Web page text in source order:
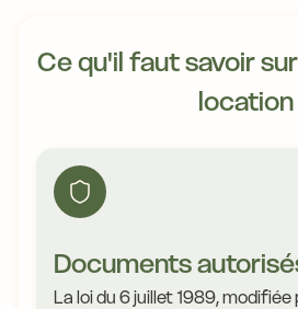
Ce qu'il faut savoir
location
Documents
La loi du 6 juillet 1989, modifiée